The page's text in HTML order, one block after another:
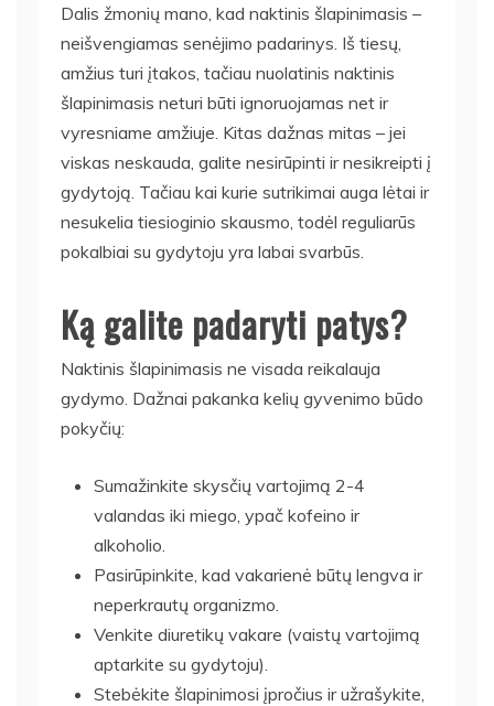
Dalis žmonių mano, kad naktinis šlapinimasis –
neišvengiamas senėjimo padarinys. Iš tiesų,
amžius turi įtakos, tačiau nuolatinis naktinis
šlapinimasis neturi būti ignoruojamas net ir
vyresniame amžiuje. Kitas dažnas mitas – jei
viskas neskauda, galite nesirūpinti ir nesikreipti į
gydytoją. Tačiau kai kurie sutrikimai auga lėtai ir
nesukelia tiesioginio skausmo, todėl reguliarūs
pokalbiai su gydytoju yra labai svarbūs.
Ką galite padaryti patys?
Naktinis šlapinimasis ne visada reikalauja
gydymo. Dažnai pakanka kelių gyvenimo būdo
pokyčių:
Sumažinkite skysčių vartojimą 2-4
valandas iki miego, ypač kofeino ir
alkoholio.
Pasirūpinkite, kad vakarienė būtų lengva ir
neperkrautų organizmo.
Venkite diuretikų vakare (vaistų vartojimą
aptarkite su gydytoju).
Stebėkite šlapinimosi įpročius ir užrašykite,